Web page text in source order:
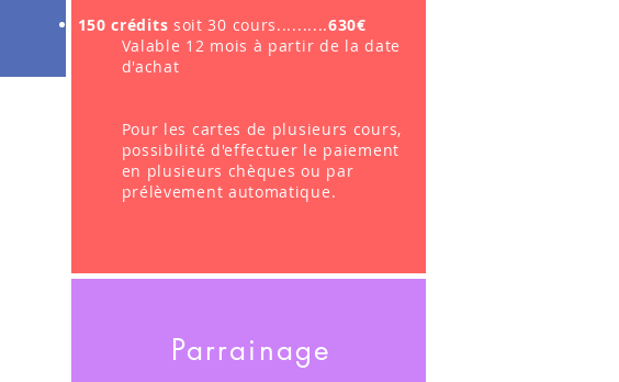
150 crédits soit 30 cours..........630€
Valable 12 mois à partir de la date
d'achat
Pour les cartes de plusieurs cours,
possibilité d'effectuer le paiement
en plusieurs chèques ou par
prélèvement automatique.
Parrainage